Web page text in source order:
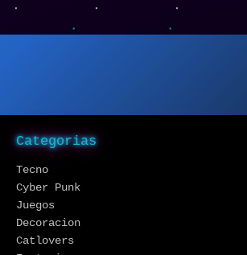
Categorias
Tecno
Cyber Punk
Juegos
Decoracion
Catlovers